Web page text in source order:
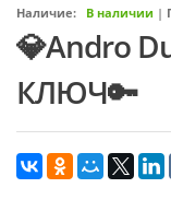
Наличие: В наличии |
💎Andro
КЛЮЧ🔑